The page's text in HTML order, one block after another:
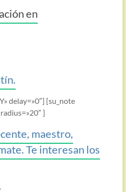
en
delay=»0″] [su_note
]
maestro,
Te interesan los